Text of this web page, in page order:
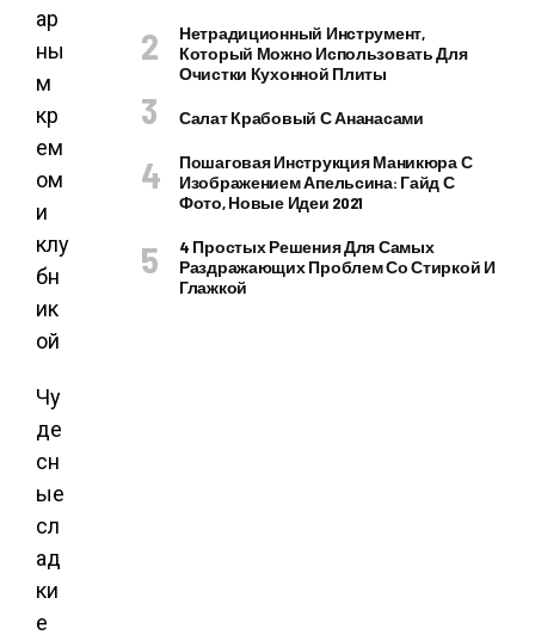
Чу
де
сн
ые
сл
ад
ки
е
Нетрадиционный Инструмент,
Который Можно Использовать Для
Очистки Кухонной Плиты
Салат Крабовый С Ананасами
Пошаговая Инструкция Маникюра С
Изображением Апельсина: Гайд С
Фото, Новые Идеи 2021
4 Простых Решения Для Самых
Раздражающих Проблем Со Стиркой И
Глажкой